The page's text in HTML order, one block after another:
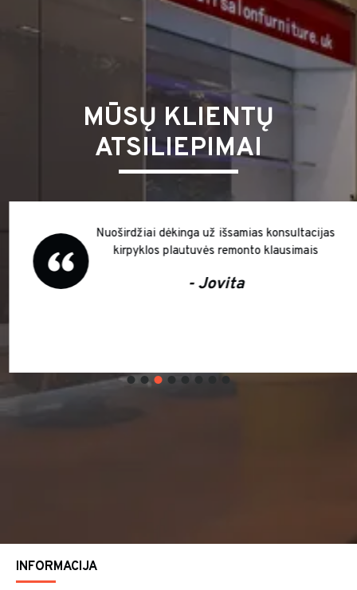
MŪSŲ KLIENTŲ
ATSILIEPIMAI
Nuoširdžiai dėkinga už išsamias konsultacijas
kirpyklos plautuvės remonto klausimais
- Jovita
INFORMACIJA